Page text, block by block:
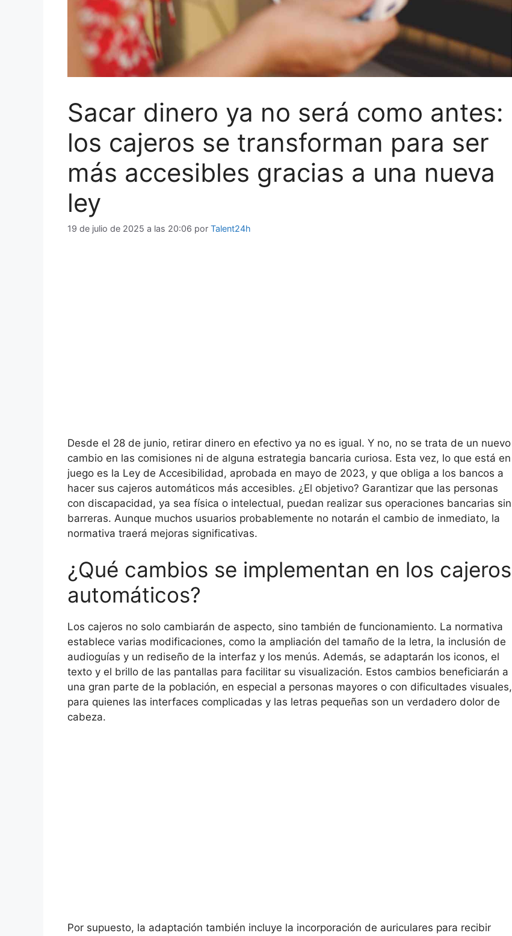
Sacar dinero ya no será como antes:
los cajeros se transforman para ser
más accesibles gracias a una nueva
ley
19 de julio de 2025 a las 20:06 por Talent24h
Desde el 28 de junio, retirar dinero en efectivo ya no es igual. Y no, no se trata de un nuevo
cambio en las comisiones ni de alguna estrategia bancaria curiosa. Esta vez, lo que está en
juego es la Ley de Accesibilidad, aprobada en mayo de 2023, y que obliga a los bancos a
hacer sus cajeros automáticos más accesibles. ¿El objetivo? Garantizar que las personas
con discapacidad, ya sea física o intelectual, puedan realizar sus operaciones bancarias sin
barreras. Aunque muchos usuarios probablemente no notarán el cambio de inmediato, la
normativa traerá mejoras significativas.
¿Qué cambios se implementan en los cajeros
automáticos?
Los cajeros no solo cambiarán de aspecto, sino también de funcionamiento. La normativa
establece varias modificaciones, como la ampliación del tamaño de la letra, la inclusión de
audioguías y un rediseño de la interfaz y los menús. Además, se adaptarán los iconos, el
texto y el brillo de las pantallas para facilitar su visualización. Estos cambios beneficiarán a
una gran parte de la población, en especial a personas mayores o con dificultades visuales,
para quienes las interfaces complicadas y las letras pequeñas son un verdadero dolor de
cabeza.
Por supuesto, la adaptación también incluye la incorporación de auriculares para recibir